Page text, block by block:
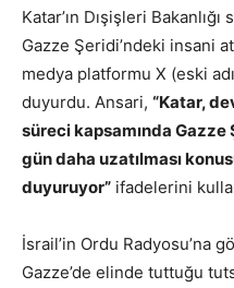
Katar’ın Dışişleri
Gazze Şeridi’ndeki insani
medya platformu X (eski
duyurdu. Ansari, “Katar,
süreci kapsamında Gazze
gün daha uzatılması
duyuruyor” ifadelerini
İsrail’in Ordu Radyosu’na
Gazze’de elinde tuttuğu